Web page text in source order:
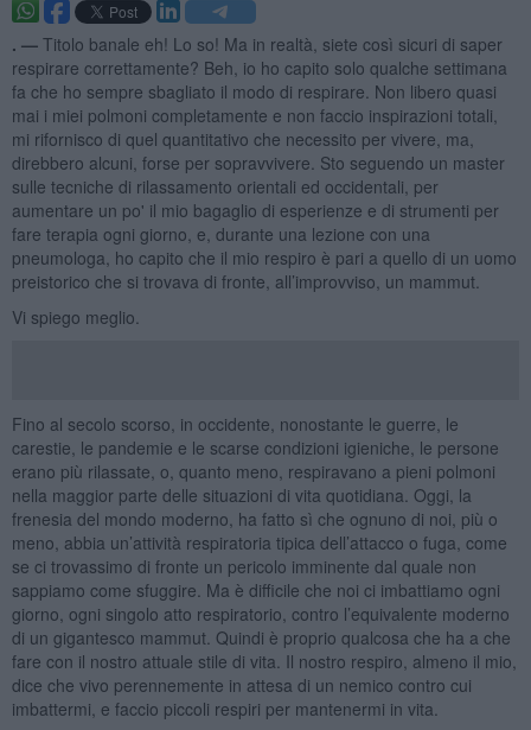
. — Titolo banale eh! Lo so! Ma in realtà, siete così sicuri di saper
respirare correttamente? Beh, io ho capito solo qualche settimana
fa che ho sempre sbagliato il modo di respirare. Non libero quasi
mai i miei polmoni completamente e non faccio inspirazioni totali,
mi rifornisco di quel quantitativo che necessito per vivere, ma,
direbbero alcuni, forse per sopravvivere. Sto seguendo un master
sulle tecniche di rilassamento orientali ed occidentali, per
aumentare un po' il mio bagaglio di esperienze e di strumenti per
fare terapia ogni giorno, e, durante una lezione con una
pneumologa, ho capito che il mio respiro è pari a quello di un uomo
preistorico che si trovava di fronte, all’improvviso, un mammut.
Vi spiego meglio.
Fino al secolo scorso, in occidente, nonostante le guerre, le
carestie, le pandemie e le scarse condizioni igieniche, le persone
erano più rilassate, o, quanto meno, respiravano a pieni polmoni
nella maggior parte delle situazioni di vita quotidiana. Oggi, la
frenesia del mondo moderno, ha fatto sì che ognuno di noi, più o
meno, abbia un’attività respiratoria tipica dell’attacco o fuga, come
se ci trovassimo di fronte un pericolo imminente dal quale non
sappiamo come sfuggire. Ma è difficile che noi ci imbattiamo ogni
giorno, ogni singolo atto respiratorio, contro l’equivalente moderno
di un gigantesco mammut. Quindi è proprio qualcosa che ha a che
fare con il nostro attuale stile di vita. Il nostro respiro, almeno il mio,
dice che vivo perennemente in attesa di un nemico contro cui
imbattermi, e faccio piccoli respiri per mantenermi in vita.